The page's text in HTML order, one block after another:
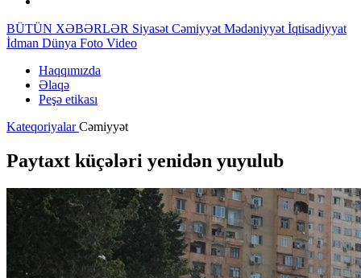
BÜTÜN XƏBƏRLƏR Siyasət Cəmiyyət Mədəniyyət İqtisadiyyat
İdman Dünya Foto Video
Haqqımızda
Əlaqə
Peşə etikası
KateqoriyalarCəmiyyət
Paytaxt küçələri yenidən yuyulub